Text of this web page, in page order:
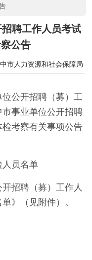
聘工作人员考试
公告
市人力资源和社会保障局
公开招聘（募）工
事业单位公开招聘
检考察有关事项公告
人员名单
开招聘（募）工作人
》（见附件）。